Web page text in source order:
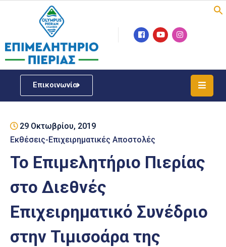
Επικοινωνία
Επιμελητήριο
Νέα
ΓΕΜΗ
Υποστήριξη
Έκθεση
Παραδοσιακών
Επαγγελμάτων
29 Οκτωβρίου, 2019
Εκθέσεις-Επιχειρηματικές Αποστολές
Το Επιμελητήριο Πιερίας
στο Διεθνές
Επιχειρηματικό Συνέδριο
στην Τιμισοάρα της